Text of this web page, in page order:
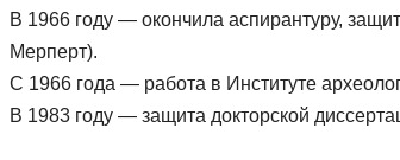
В 1966 году — окончила аспирантуру,
Мерперт).
С 1966 года — работа в Институте
В 1983 году — защита докторской